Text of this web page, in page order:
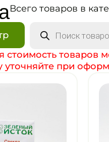
Всего товаров в
стоимость товаров
уточняйте при